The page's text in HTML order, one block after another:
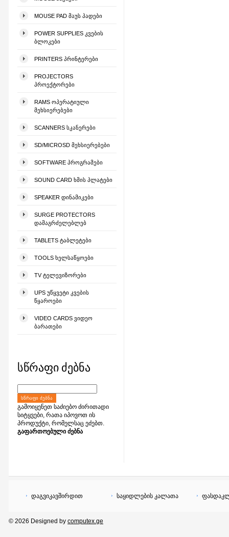
MOUSE PAD ᲛᲐᲣᲡ ᲞᲐᲓᲔᲑᲘ
POWER SUPPLIES ᲙᲕᲔᲑᲘᲡ
ᲑᲚᲝᲙᲔᲑᲘ
PRINTERS ᲞᲠᲘᲜᲢᲔᲠᲔᲑᲘ
PROJECTORS
ᲞᲠᲝᲔᲥᲢᲝᲠᲔᲑᲘ
RAMS ᲝᲞᲔᲠᲐᲢᲘᲣᲚᲘ
ᲛᲔᲮᲡᲘᲔᲠᲔᲑᲔᲑᲘ
SCANNERS ᲡᲙᲐᲜᲔᲠᲔᲑᲘ
SD/MICROSD ᲛᲔᲮᲡᲘᲔᲠᲔᲑᲔᲑᲘ
SOFTWARE ᲞᲠᲝᲒᲠᲐᲛᲔᲑᲘ
SOUND CARD ᲮᲛᲘᲡ ᲞᲚᲐᲢᲔᲑᲘ
SPEAKER ᲓᲘᲜᲐᲛᲘᲙᲔᲑᲘ
SURGE PROTECTORS
ᲓᲐᲛᲐᲒᲠᲫᲔᲚᲔᲑᲚᲔᲑ
TABLETS ᲢᲐᲑᲚᲔᲢᲔᲑᲘ
TOOLS ᲮᲔᲚᲡᲐᲬᲧᲝᲔᲑᲘ
TV ᲢᲔᲚᲔᲕᲘᲖᲝᲠᲔᲑᲘ
UPS ᲣᲬᲧᲕᲔᲢᲘ ᲙᲕᲔᲑᲘᲡ
ᲬᲧᲐᲠᲝᲔᲑᲘ
VIDEO CARDS ᲕᲘᲓᲔᲝ
ᲑᲐᲠᲐᲗᲔᲑᲘ
სწრაფი ძებნა
ᲡᲬᲠᲐᲤᲘ ᲫᲔᲑᲜᲐ
გამოიყენეთ საძიებო ძირითადი
სიტყვები, რათა იპოვოთ ის
პროდუქტი, რომელსაც ეძებთ.
გაფართოებული ძებნა
დაგვიკავშირდით საყიდლების კალათა
© 2026 Designed by computex.ge